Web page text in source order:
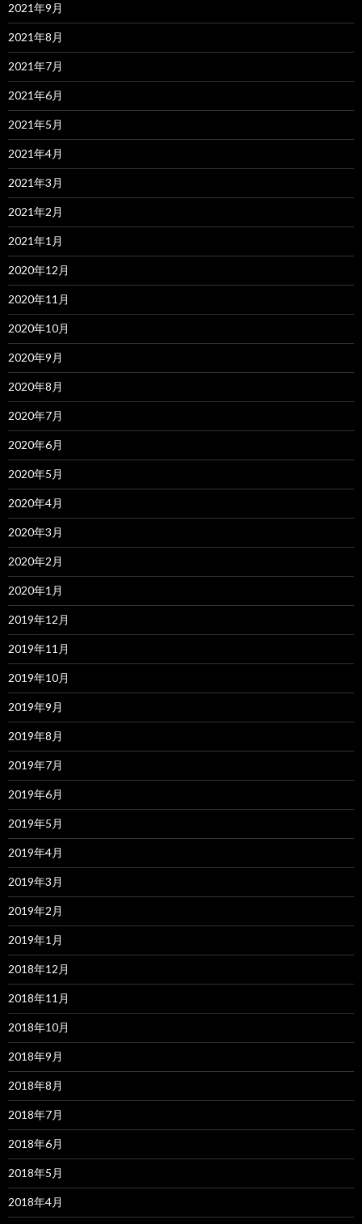
2021年9月
2021年8月
2021年7月
2021年6月
2021年5月
2021年4月
2021年3月
2021年2月
2021年1月
2020年12月
2020年11月
2020年10月
2020年9月
2020年8月
2020年7月
2020年6月
2020年5月
2020年4月
2020年3月
2020年2月
2020年1月
2019年12月
2019年11月
2019年10月
2019年9月
2019年8月
2019年7月
2019年6月
2019年5月
2019年4月
2019年3月
2019年2月
2019年1月
2018年12月
2018年11月
2018年10月
2018年9月
2018年8月
2018年7月
2018年6月
2018年5月
2018年4月